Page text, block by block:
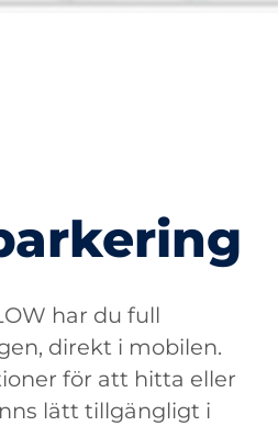
har du full
direkt i mobilen.
för att hitta eller
lätt tillgängligt i